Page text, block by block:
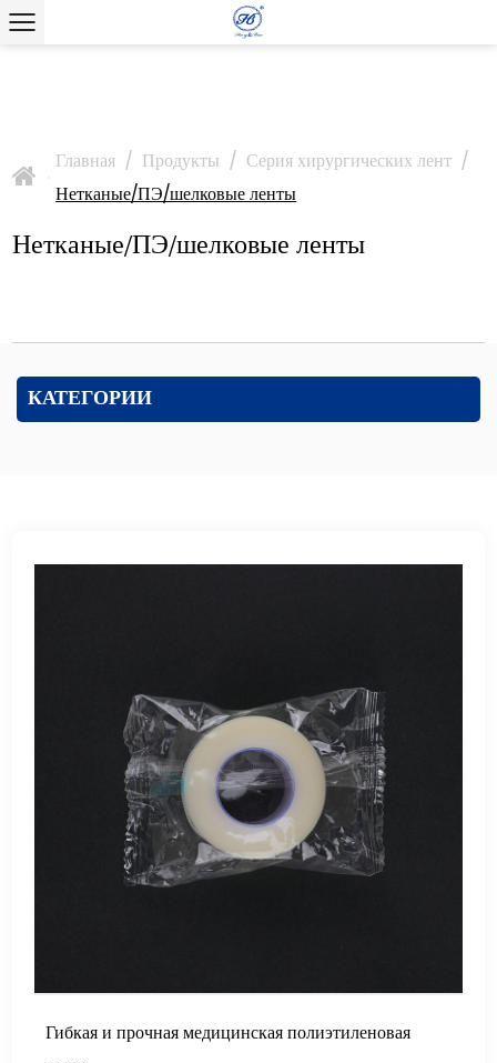
>
Главная / Продукты / Серия хирургических лент /
Нетканые/ПЭ/шелковые ленты
Нетканые/ПЭ/шелковые ленты
КАТЕГОРИИ
Гибкая и прочная медицинская полиэтиленовая